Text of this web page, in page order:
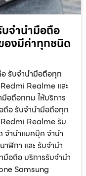
บจำนำมือถือ
องมีค่าทุกชนิด
รับจำนำมือถือทุก
Realme และ
อถือกทม ให้บริการ
ถือ รับจำนำมือถือทุก
Realme รับ
จำนำแมคบุ๊ค จำนำ
าฬิกา และ รับจำนำ
มือถือ บริการรับจำนำ
Samsung